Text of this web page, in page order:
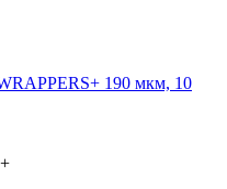
190 мкм, 10